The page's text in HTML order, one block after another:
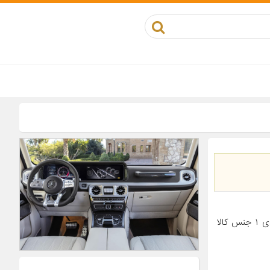
معرفی محصول جزئیات محصول مناسب برای خودرو پژو ۲۰۶ تعداد در بسته‌بندی ۱ جنس کالا